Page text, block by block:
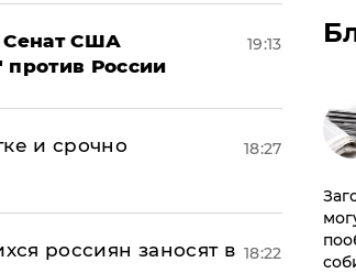
Сенат США
против России
19:13
и срочно
18:27
россиян заносят в 18:22